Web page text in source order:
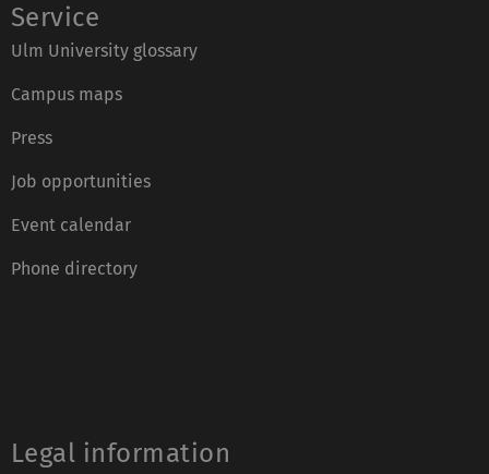
Service
Ulm University glossary
Campus maps
Press
Job opportunities
Event calendar
Phone directory
Legal information